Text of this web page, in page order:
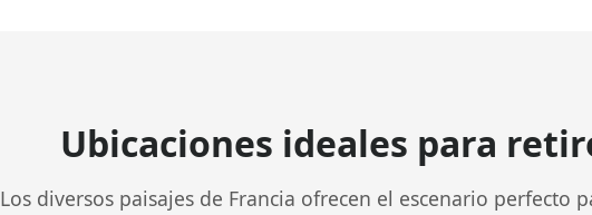
Ubicaciones ideales para
Los diversos paisajes de Francia ofrecen el escenario perfecto